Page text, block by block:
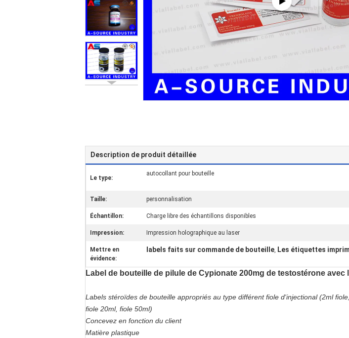
Description de produit détaillée
Le type:
autocollant pour bouteille
Taille: personnalisation
Échantillon: Charge libre des échantillons disponibles
Impression: Impression holographique au laser
Mettre en
évidence:
labels faits sur commande de bouteille, Les étiquettes
Label de bouteille de pilule de Cypionate 200mg de testostérone
Labels stéroïdes de bouteille appropriés au type différent fiole d'injectional (2ml
fiole 20ml, fiole 50ml)
Concevez en fonction du client
Matière plastique